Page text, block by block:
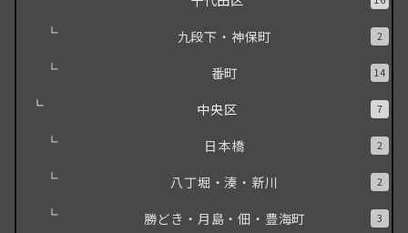
九段下・神保町 2
番町 14
中央区 7
日本橋 2
八丁堀・湊・新川 2
勝どき・月島・佃・豊海町 3